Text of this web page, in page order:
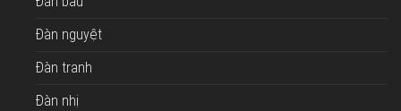
Đàn nguyệt
Đàn tranh
Đàn nhị